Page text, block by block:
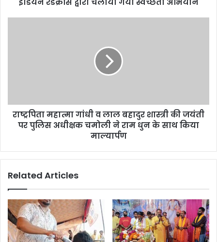
इंडियन रेडक्रॉस द्वारा चलाया गया स्वच्छता अभियान
राष्ट्रपिता महात्मा गांधी व लाल बहादुर शास्त्री की जयंती
पर पुलिस अधीक्षक चमोली ने राम धुन के साथ किया
माल्यार्पण
Related Articles